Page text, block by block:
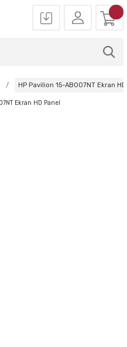
HP Pavilion 15-AB007NT Ekran